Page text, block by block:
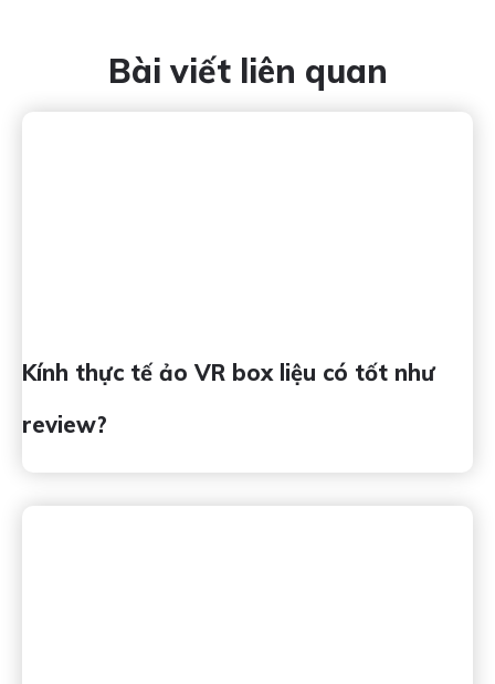
Bài viết liên quan
Kính thực tế ảo VR box liệu có tốt như
review?